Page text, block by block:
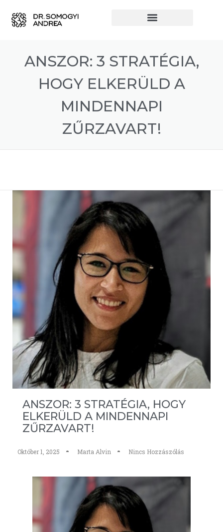
ANSZOR: 3 STRATÉGIA,
HOGY ELKERÜLD A
MINDENNAPI
ZŰRZAVART!
ANSZOR: 3 STRATÉGIA, HOGY
ELKERÜLD A MINDENNAPI
ZŰRZAVART!
Október 1, 2025 Marta Alvin Nincs Hozzászólás